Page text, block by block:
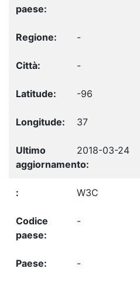
-
-
-96
37
2018-03-24
W3C
-
-